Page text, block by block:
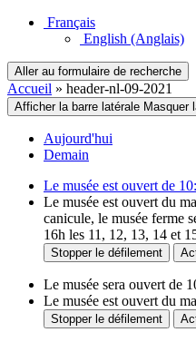
Français
English (Anglais)
Aller au formulaire de recherche
Accueil » header-nl-09-2021
Afficher la barre latérale Masquer
Aujourd'hui
Demain
Le musée est ouvert de
Le musée est ouvert du
canicule, le musée ferme
16h les 11, 12, 13, 14 et
Stopper le défilement
Le musée sera ouvert de
Le musée est ouvert du
Stopper le défilement